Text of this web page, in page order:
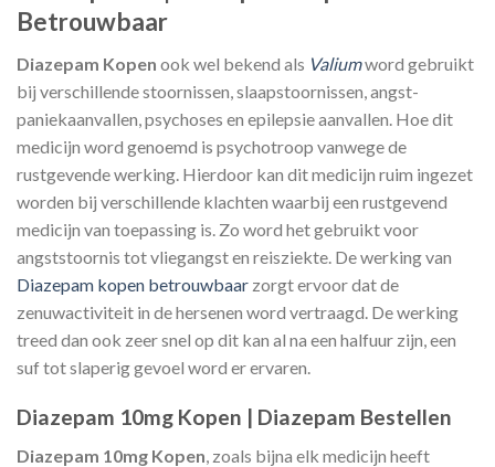
Betrouwbaar
Diazepam Kopen ook wel bekend als Valiumword gebruikt
bij verschillende stoornissen, slaapstoornissen, angst-
paniekaanvallen, psychoses en epilepsie aanvallen. Hoe dit
medicijn word genoemd is psychotroop vanwege de
rustgevende werking. Hierdoor kan dit medicijn ruim ingezet
worden bij verschillende klachten waarbij een rustgevend
medicijn van toepassing is. Zo word het gebruikt voor
angststoornis tot vliegangst en reisziekte. De werking van
Diazepam kopen betrouwbaar zorgt ervoor dat de
zenuwactiviteit in de hersenen word vertraagd. De werking
treed dan ook zeer snel op dit kan al na een halfuur zijn, een
suf tot slaperig gevoel word er ervaren.
Diazepam 10mg Kopen | Diazepam Bestellen
Diazepam 10mg Kopen , zoals bijna elk medicijn heeft